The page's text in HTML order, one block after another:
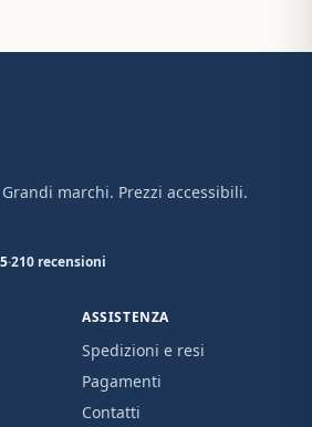
marchi. Prezzi accessibili.
·210 recensioni
ASSISTENZA
Spedizioni e resi
Pagamenti
Contatti